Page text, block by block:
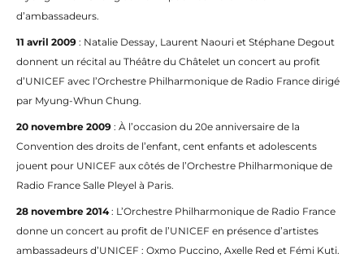
d’ambassadeurs.
11 avril 2009 : Natalie Dessay, Laurent Naouri et Stéphane Degout
donnent un récital au Théâtre du Châtelet un concert au profit
d’UNICEF avec l’Orchestre Philharmonique de Radio France dirigé
par Myung-Whun Chung.
20 novembre 2009 : À l’occasion du 20e anniversaire de la
Convention des droits de l’enfant, cent enfants et adolescents
jouent pour UNICEF aux côtés de l’Orchestre Philharmonique de
Radio France Salle Pleyel à Paris.
28 novembre 2014: L’Orchestre Philharmonique de Radio France
donne un concert au profit de l’UNICEF en présence d’artistes
ambassadeurs d’UNICEF : Oxmo Puccino, Axelle Red et Fémi Kuti.